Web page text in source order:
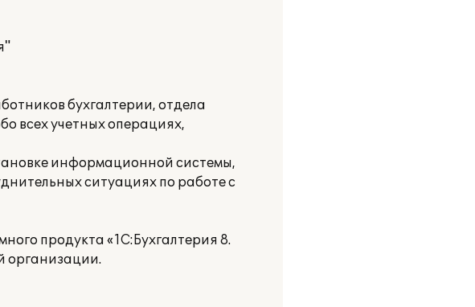
бухгалтерии, отдела
всех учетных операциях,
информационной системы,
ситуациях по работе с
продукта «1С:Бухгалтерия 8.
организации.